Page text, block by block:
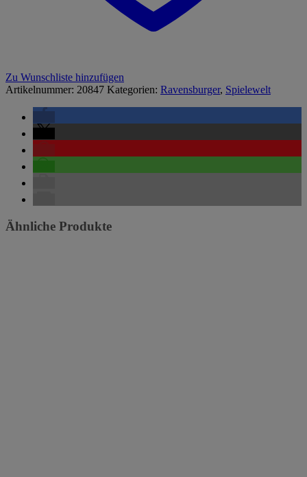
Zu Wunschliste hinzufügen
Artikelnummer: 20847 Kategorien: Ravensburger, Spielewelt
Ähnliche Produkte